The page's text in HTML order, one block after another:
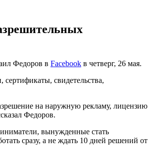
Федоров в Facebook в четверг, 26 мая.
свидетельства,
на наружную рекламу, лицензию
Федоров.
вынужденные стать
сразу, а не ждать 10 дней решений от